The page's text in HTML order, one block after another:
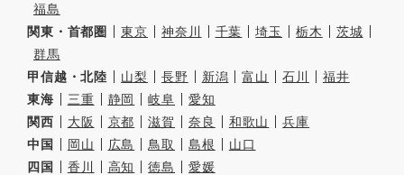
福島
関東・首都圏
東京 神奈川 千葉 埼玉 栃木
茨城
群馬
甲信越・北陸
山梨 長野 新潟 富山 石川
福井
東海
三重 静岡 岐阜
愛知
関西
大阪 京都 滋賀 奈良 和歌山
兵庫
中国
岡山 広島 鳥取 島根
山口
四国
香川 高知 徳島
愛媛